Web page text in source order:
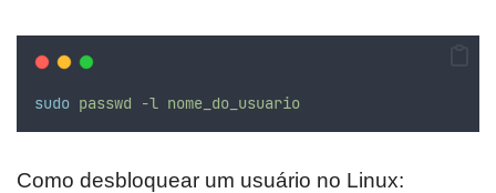
sudo passwd -l nome_do_usuario
Como desbloquear um usuário no Linux: